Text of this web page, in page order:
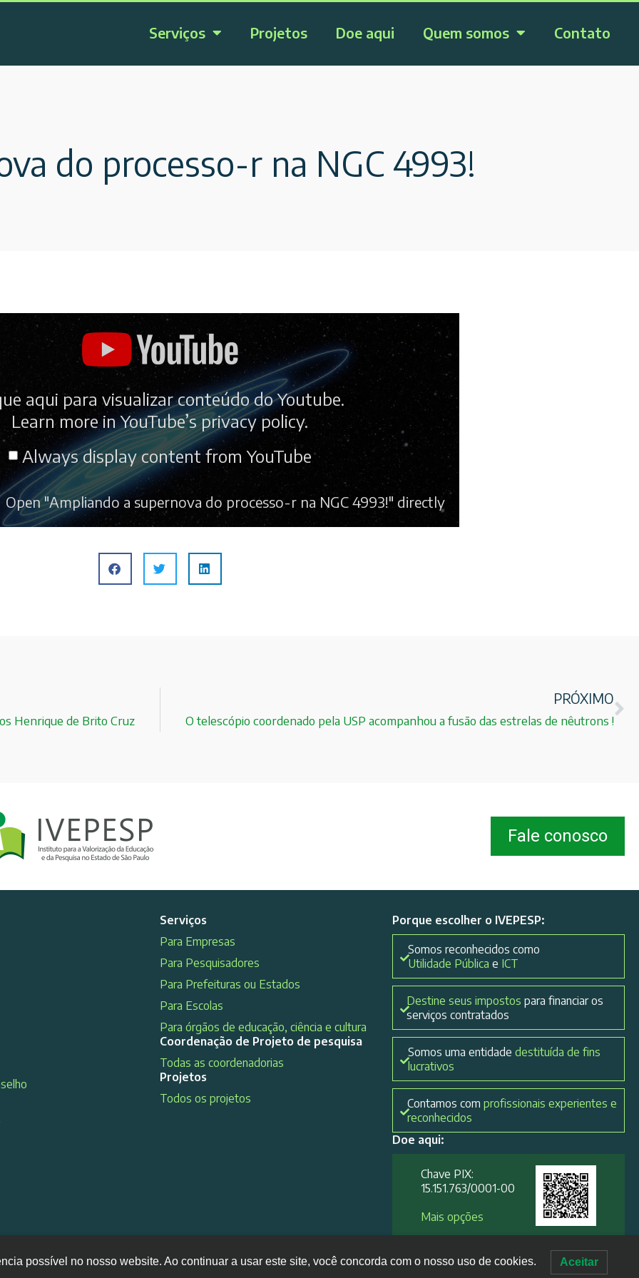
Serviços Projetos Doe aqui Quem somos Contato
do processo-r na NGC 4993!
aqui para visualizar conteúdo do Youtube.
Learn more inYouTube’s privacy policy.
Always display content from YouTube
Open "Ampliando a supernova do processo-r na NGC 4993!" directly
Henrique de Brito Cruz
PRÓXIMO
O telescópio coordenado pela USP acompanhou a fusão das estrelas de nêutrons !
Fale conosco
Serviços
Para Empresas
Para Pesquisadores
Para Prefeituras ou Estados
Para Escolas
Para órgãos de educação, ciência e cultura
Coordenação de Projeto de pesquisa
Todas as coordenadorias
Projetos
Todos os projetos
Porque escolher o IVEPESP:
Somos reconhecidos como
Utilidade Pública e ICT
Destine seus impostos para financiar os
serviços contratados
Somos uma entidadedestituída de fins
lucrativos
Contamos com profissionais experientes e
reconhecidos
Doe aqui:
Chave PIX:
15.151.763/0001-00​
Mais opções
possível no nosso website. Ao continuar a usar este site, você concorda com o nosso uso de cookies. Aceitar